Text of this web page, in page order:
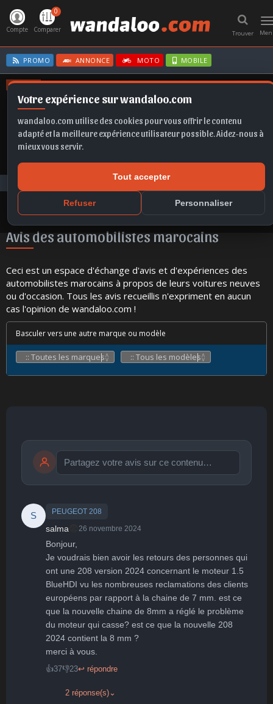
Votre expérience sur wandaloo.com
wandaloo.com utilise des cookies pour vous offrir le contenu
adapté et la meilleure expérience utilisateur possible. Aidez-nous à
mieux vous servir.
Tout accepter
Refuser Personnaliser
Trouver
Compte
0
Comparer
PROMO ANNONCE MOTO MOBILE
OFFRES
KAMIQ FORMENTOR
Avis des automobilistes marocains
Ceci est un espace d'échange d'avis et d'expériences des
automobilistes marocains à propos de leurs voitures neuves
ou d'occasion. Tous les avis recueillis n'expriment en aucun
cas l'opinion de wandaloo.com !
Basculer vers une autre marque ou modèle
🤩 👏 😄 🙂
Content
😐
😮
Surpris
😞
Déçu
😠
Enervé
😨
Effrayé
publication immédiate Publier
S PEUGEOT 208
salma 26 novembre 2024
Bonjour,
Je voudrais bien avoir les retours des personnes qui
ont une 208 version 2024 concernant le moteur 1.5
BlueHDI vu les nombreuses reclamations des clients
européens par rapport à la chaine de 7 mm. est ce
que la nouvelle chaine de 8mm a réglé le problème
du moteur qui casse? est ce que la nouvelle 208
2024 contient la 8 mm ?
merci à vous.
👍37👎23↩ répondre
2 réponse(s) ⌄